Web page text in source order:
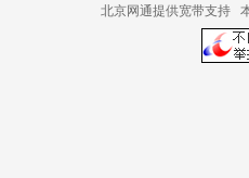
北京网通提供宽带支持